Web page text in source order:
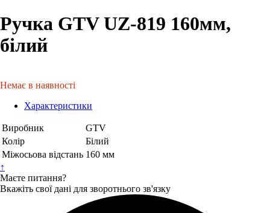
Ручка GTV UZ-819 160мм,
білий
Немає в наявності
Характеристики
Виробник
GTV
Колір
Білий
Міжосьова відстань 160 мм
↑
Маєте питання?
Вкажіть свої дані для зворотнього зв'язку